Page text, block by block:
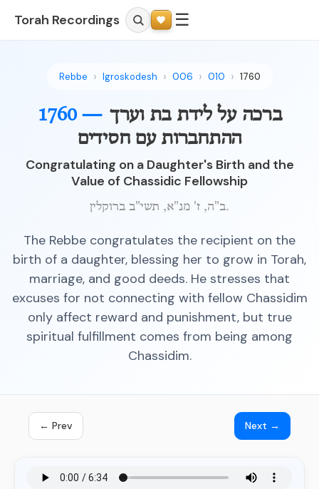
Torah Recordings ☰
Rebbe Igroskodesh 006 010 1760
1760 — ברכה על לידת בת וערך
ההתחברות עם חסידים
Congratulating on a Daughter's Birth and the
Value of Chassidic Fellowship
ב"ה, ז' מנ"א, תשי"ב ברוקלין.
The Rebbe congratulates the recipient on the
birth of a daughter, blessing her to grow in Torah,
marriage, and good deeds. He stresses that
excuses for not connecting with fellow Chassidim
only affect reward and punishment, but true
spiritual fulfillment comes from being among
Chassidim.
← Prev Next →